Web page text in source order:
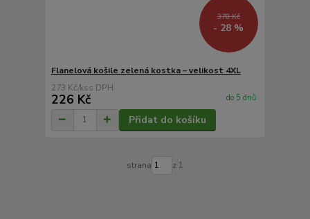
378 Kč
- 28 %
Flanelová košile zelená kostka – velikost 4XL
273 Kč/ks
226 Kč do 5 dnů
Přidat do košíku
strana z 1